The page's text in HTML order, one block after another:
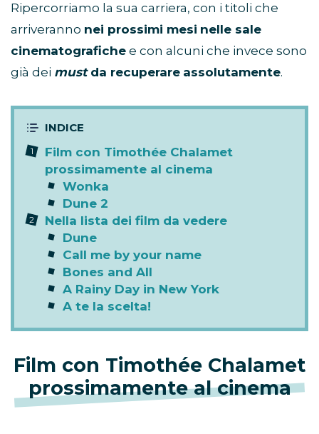
Ripercorriamo la sua carriera, con i titoli che
arriveranno nei prossimi mesi nelle sale
cinematografiche e con alcuni che invece sono
già dei mustda recuperare assolutamente.
Film con Timothée Chalamet
prossimamente al cinema
Wonka
Dune 2
Nella lista dei film da vedere
Dune
Call me by your name
Bones and All
A Rainy Day in New York
A te la scelta!
Film con Timothée Chalamet
prossimamente al cinema